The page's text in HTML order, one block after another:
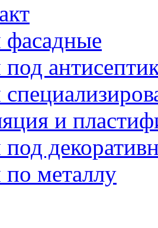
фасадные
и
под
по металлу